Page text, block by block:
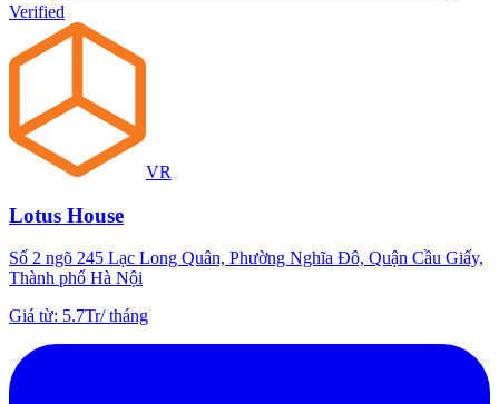
Verified
VR
Lotus House
Số 2 ngõ 245 Lạc Long Quân, Phường Nghĩa Đô, Quận Cầu Giấy,
Thành phố Hà Nội
Giá từ: 5.7Tr/tháng